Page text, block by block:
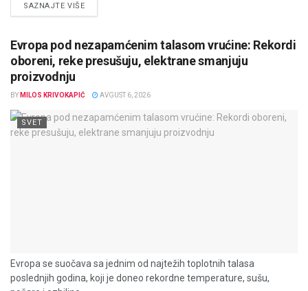
SAZNAJTE VIŠEDETAILS
Evropa pod nezapamćenim talasom vrućine: Rekordi
oboreni, reke presušuju, elektrane smanjuju
proizvodnju
BY MILOS KRIVOKAPIĆ AVGUST 6, 2026
SVET
Evropa se suočava sa jednim od najtežih toplotnih talasa
poslednjih godina, koji je doneo rekordne temperature, sušu,